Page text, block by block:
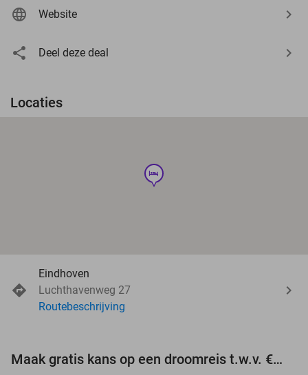
Website
Deel deze deal
Locaties
hotel
Eindhoven
Luchthavenweg 27
Routebeschrijving
Maak gratis kans op een droomreis t.w.v. €3.000!